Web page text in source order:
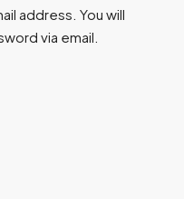
address. You will
via email.